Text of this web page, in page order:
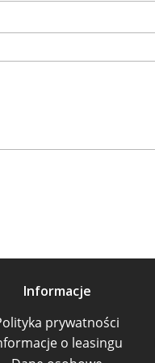
Informacje
prywatności
o leasingu